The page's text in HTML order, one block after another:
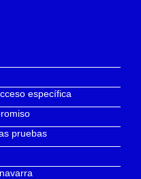
específica
pruebas